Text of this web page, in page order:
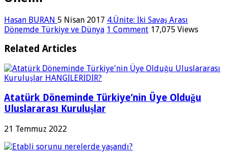
Hasan BURAN 5 Nisan 2017 4.Ünite: İki Savaş Arası
Dönemde Türkiye ve Dünya 1 Comment 17,075 Views
Related Articles
Atatürk Döneminde Türkiye’nin Üye Olduğu
Uluslararası Kuruluşlar
21 Temmuz 2022